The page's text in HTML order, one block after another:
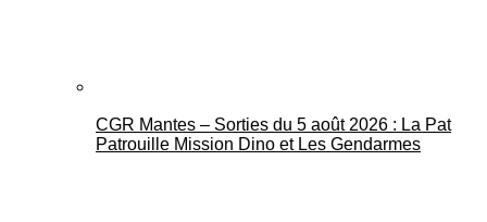
CGR Mantes – Sorties du 5 août 2026 : La Pat
Patrouille Mission Dino et Les Gendarmes